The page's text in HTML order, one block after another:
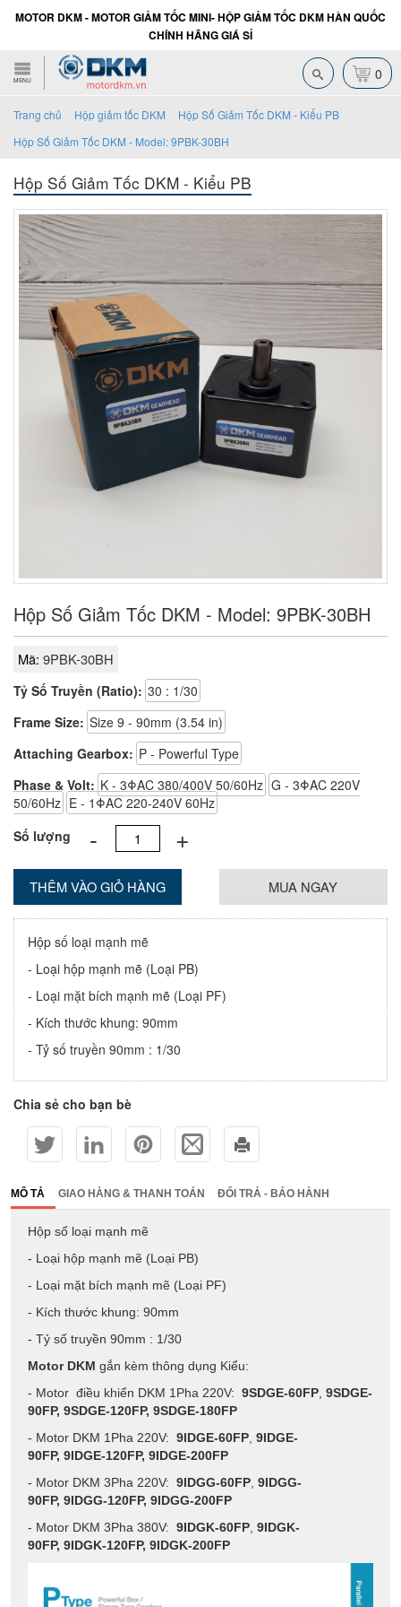
MOTOR DKM - MOTOR GIẢM TỐC MINI- HỘP GIẢM TỐC DKM HÀN QUỐC
CHÍNH HÃNG GIÁ SỈ
MENU 0
Trang chủ Hộp giảm tốc DKM
Hộp Số Giảm Tốc DKM - Kiểu PB
Hộp Số Giảm Tốc DKM - Model: 9PBK-30BH
Hộp Số Giảm Tốc DKM - Kiểu PB
Hộp Số Giảm Tốc DKM - Model: 9PBK-30BH
Mã: 9PBK-30BH
Tỷ Số Truyền (Ratio): 30 : 1/30
Frame Size: Size 9 - 90mm (3.54 in)
Attaching Gearbox: P - Powerful Type
Phase & Volt: K - 3ΦAC 380/400V 50/60Hz G - 3ΦAC 220V
50/60Hz E - 1ΦAC 220-240V 60Hz
Số lượng
- +
THÊM VÀO GIỎ HÀNG MUA NGAY
Hộp số loại mạnh mẽ
- Loại hộp mạnh mẽ (Loại PB)
- Loại mặt bích mạnh mẽ (Loại PF)
- Kích thước khung: 90mm
- Tỷ số truyền 90mm : 1/30
Chia sẻ cho bạn bè
MÔ TẢ GIAO HÀNG & THANH TOÁN ĐỔI TRẢ - BẢO HÀNH
Hộp số loại mạnh mẽ
- Loại hộp mạnh mẽ (Loại PB)
- Loại mặt bích mạnh mẽ (Loại PF)
- Kích thước khung: 90mm
- Tỷ số truyền 90mm : 1/30
Motor DKMgắn kèm thông dụng Kiểu:
- Motor điều khiển DKM 1Pha 220V:9SDGE-60FP ,9SDGE-
90FP,9SDGE-120FP,9SDGE-180FP
- Motor DKM 1Pha 220V:9IDGE-60FP ,9IDGE-
90FP,9IDGE-120FP,9IDGE-200FP
- Motor DKM 3Pha 220V:9IDGG-60FP ,9IDGG-
90FP,9IDGG-120FP,9IDGG-200FP
- Motor DKM 3Pha 380V:9IDGK-60FP ,9IDGK-
90FP,9IDGK-120FP,9IDGK-200FP